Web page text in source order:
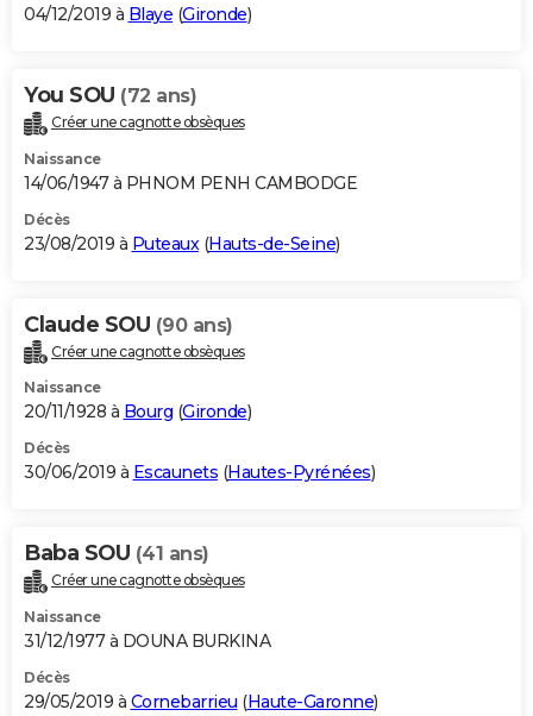
04/12/2019 à Blaye (Gironde)
You SOU (72 ans)
Créer une cagnotte obsèques
Naissance
14/06/1947 à PHNOM PENH CAMBODGE
Décès
23/08/2019 à Puteaux (Hauts-de-Seine)
Claude SOU (90 ans)
Créer une cagnotte obsèques
Naissance
20/11/1928 à Bourg (Gironde)
Décès
30/06/2019 à Escaunets (Hautes-Pyrénées)
Baba SOU (41 ans)
Créer une cagnotte obsèques
Naissance
31/12/1977 à DOUNA BURKINA
Décès
29/05/2019 à Cornebarrieu (Haute-Garonne)